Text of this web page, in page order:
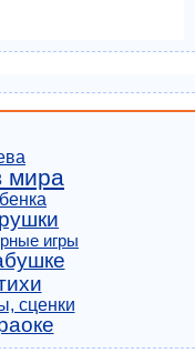
мира
игры
сценки